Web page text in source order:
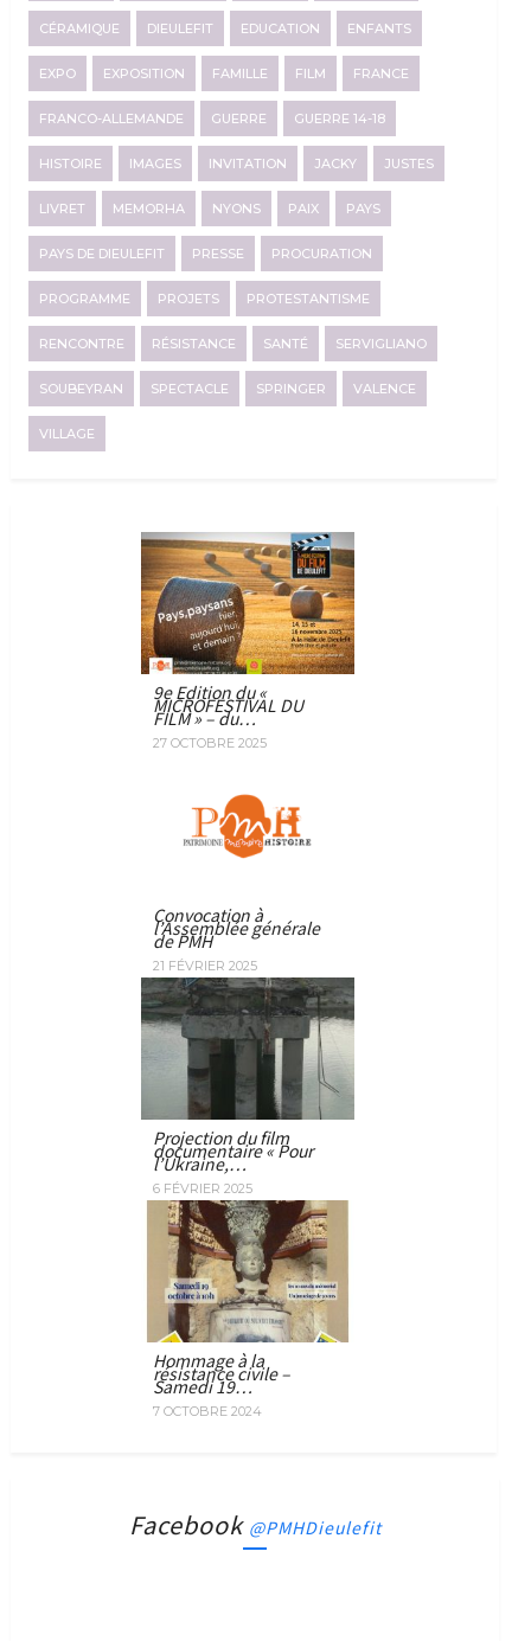
CÉRAMIQUE DIEULEFIT EDUCATION ENFANTS
EXPO EXPOSITION FAMILLE FILM FRANCE
FRANCO-ALLEMANDE GUERRE GUERRE 14-18
HISTOIRE IMAGES INVITATION JACKY JUSTES
LIVRET MEMORHA NYONS PAIX PAYS
PAYS DE DIEULEFIT PRESSE PROCURATION
PROGRAMME PROJETS PROTESTANTISME
RENCONTRE RÉSISTANCE SANTÉ SERVIGLIANO
SOUBEYRAN SPECTACLE SPRINGER VALENCE
VILLAGE
9e Edition du «
MICROFESTIVAL DU
FILM » – du…
27 OCTOBRE 2025
Convocation à
l’Assemblée générale
de PMH
21 FÉVRIER 2025
Projection du film
documentaire « Pour
l’Ukraine,…
6 FÉVRIER 2025
Hommage à la
résistance civile –
Samedi 19…
7 OCTOBRE 2024
Facebook @PMHDieulefit